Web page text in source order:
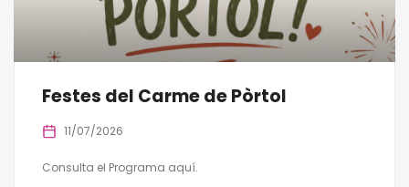
Festes del Carme de Pòrtol
11/07/2026
Consulta el Programa aquí.